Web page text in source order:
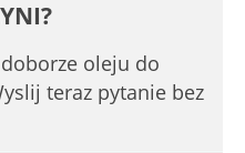
oleju do
teraz pytanie bez